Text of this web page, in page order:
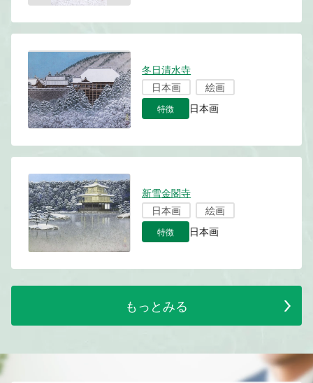
冬日清水寺
日本画
絵画
特徴 日本画
新雪金閣寺
日本画
絵画
特徴 日本画
もっとみる